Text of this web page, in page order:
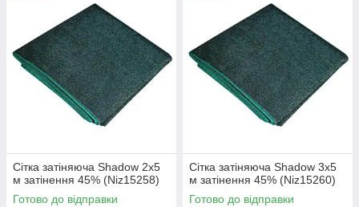
Сітка затіняюча Shadow 2х5
м затінення 45% (Niz15258)
Готово до відправки
Сітка затіняюча Shadow 3х5
м затінення 45% (Niz15260)
Готово до відправки